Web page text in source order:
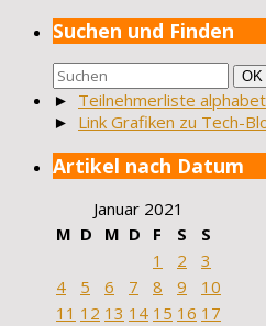
Suchen und Finden
Suchen
nach:
OK
► Teilnehmerliste
► Link Grafiken zu Tech-
Artikel nach Datum
Januar 2021
M D M D F S
S
1
2
3
4
5 6 7 8 9
10
11 12 13 14 15 16 17